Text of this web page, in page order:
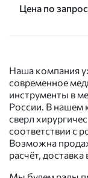
Цена по
Наша компания
современное
инструменты в
России. В нашем
сверл
соответствии с
Возможна
расчёт,